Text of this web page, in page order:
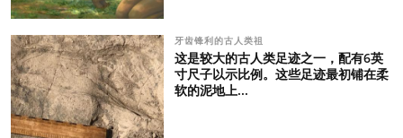
牙齿锋利的古人类祖
这是较大的古人类足迹之一，配有6英
寸尺子以示比例。这些足迹最初铺在柔
软的泥地上...